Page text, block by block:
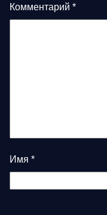
Комментарий *
Имя *